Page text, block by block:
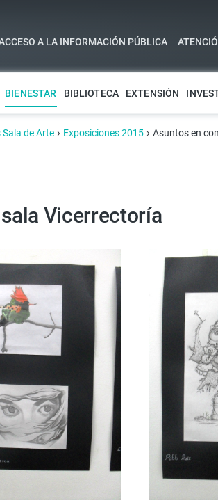
A LA INFORMACIÓN PÚBLICA
BIENESTAR BIBLIOTECA EXTENSIÓN
de Arte › Exposiciones 2015 › Asuntos en
Vicerrectoría